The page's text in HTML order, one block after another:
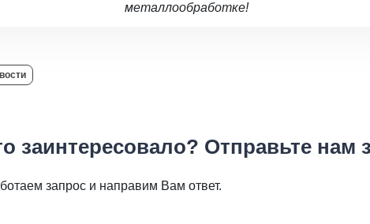
металлообработке!
заинтересовало? Отправьте нам
запрос и направим Вам ответ.